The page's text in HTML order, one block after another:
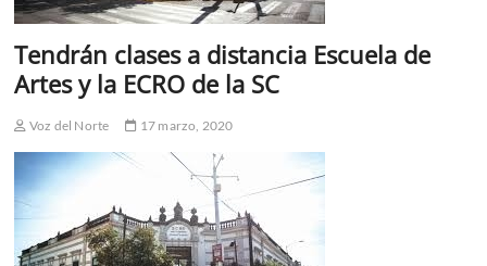
Tendrán clases a distancia Escuela de
Artes y la ECRO de la SC
Voz del Norte 17 marzo, 2020